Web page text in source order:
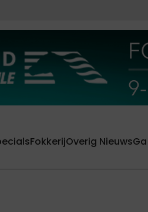
FokkerijOverig Nieuws